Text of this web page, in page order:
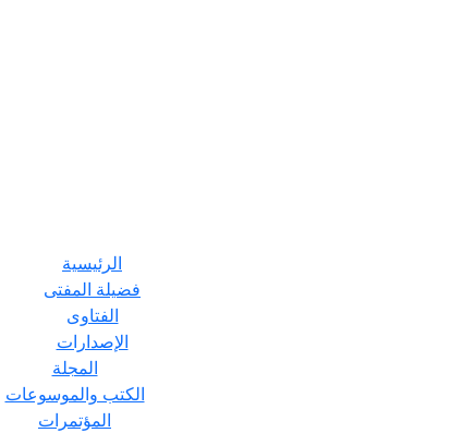
الرئيسية
فضيلة المفتى
الفتاوى
الإصدارات
المجلة
الكتب والموسوعات
المؤتمرات